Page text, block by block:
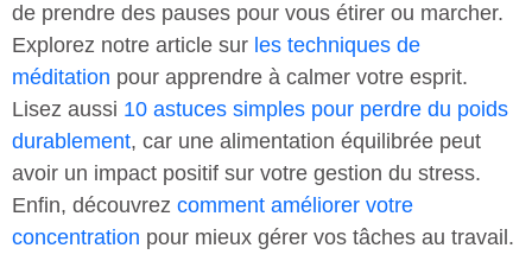
de prendre des pauses pour vous étirer ou marcher.
Explorez notre article sur les techniques de
méditation pour apprendre à calmer votre esprit.
Lisez aussi 10 astuces simples pour perdre du poids
durablement, car une alimentation équilibrée peut
avoir un impact positif sur votre gestion du stress.
Enfin, découvrez comment améliorer votre
concentration pour mieux gérer vos tâches au travail.